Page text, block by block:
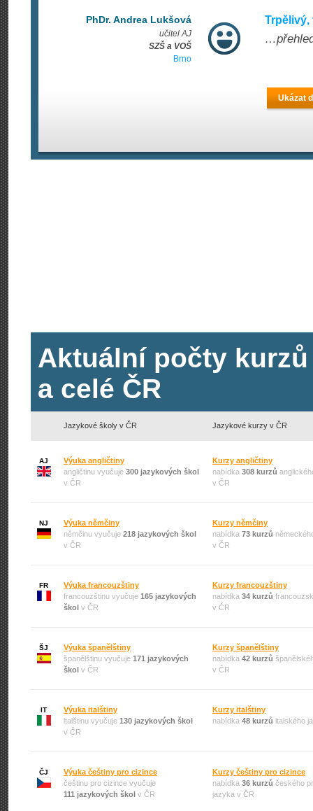
PhDr. Andrea Lukšová
učitel AJ
SZŠ a VOŠ
Brno
Ukázat
Aktuální počty
a celé ČR
Jazykové školy v ČR Jazykové kurzy v ČR
AJ
Výuka angličtiny
angličtinu vyučuje 300 jazykových škol
v ČR
Kurzy angličtiny
nabídka 308 kurzů
v ČR
NJ
Výuka němčiny
němčinu vyučuje 218 jazykových škol
v ČR
Kurzy němčiny
nabídka 73 kurzů
v ČR
FR
Výuka francouzštiny
francouzštinu vyučuje 165 jazykových
škol v ČR
Kurzy francouzštiny
nabídka 34 kurzů
v ČR
ŠJ
Výuka španělštiny
španělštinu vyučuje 171 jazykových
škol v ČR
Kurzy španělštiny
nabídka 42 kurzů
v ČR
IT
Výuka italštiny
italštinu vyučuje 130 jazykových škol
v ČR
Kurzy italštiny
nabídka 48 kurzů italského
ČJ
Výuka češtiny pro cizince
češtinu pro cizince vyučuje
111 jazykových škol v ČR
Kurzy češtiny pro cizince
nabídka 36 kurzů českého
jazyka v ČR